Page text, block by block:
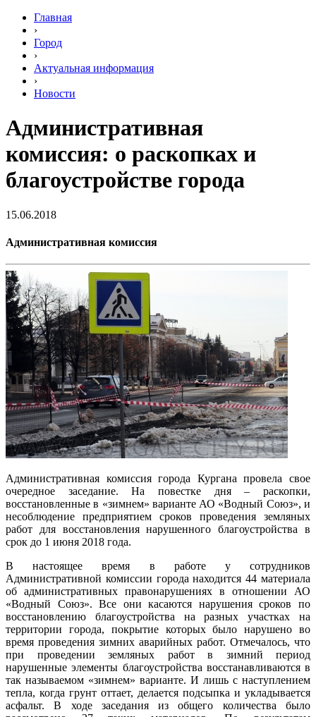
Главная
›
Город
›
Актуальная информация
›
Новости
Административная
комиссия: о раскопках и
благоустройстве города
15.06.2018
Административная комиссия
Административная комиссия города Кургана провела свое
очередное заседание. На повестке дня – раскопки,
восстановленные в «зимнем» варианте АО «Водный Союз», и
несоблюдение предприятием сроков проведения земляных
работ для восстановления нарушенного благоустройства в
срок до 1 июня 2018 года.
В настоящее время в работе у сотрудников
Административной комиссии города находится 44 материала
об административных правонарушениях в отношении АО
«Водный Союз». Все они касаются нарушения сроков по
восстановлению благоустройства на разных участках на
территории города, покрытие которых было нарушено во
время проведения зимних аварийных работ. Отмечалось, что
при проведении земляных работ в зимний период
нарушенные элементы благоустройства восстанавливаются в
так называемом «зимнем» варианте. И лишь с наступлением
тепла, когда грунт оттает, делается подсыпка и укладывается
асфальт. В ходе заседания из общего количества было